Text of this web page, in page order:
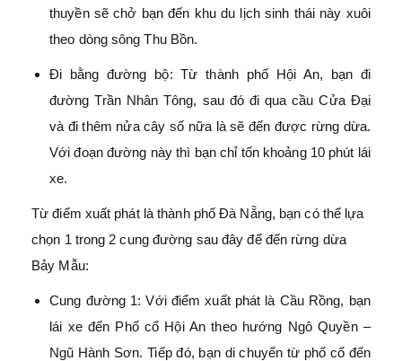
thuyền sẽ chở bạn đến khu du lịch sinh thái này xuôi
theo dòng sông Thu Bồn.
Đi bằng đường bộ: Từ thành phố Hội An, bạn đi
đường Trần Nhân Tông, sau đó đi qua cầu Cửa Đại
và đi thêm nửa cây số nữa là sẽ đến được rừng dừa.
Với đoạn đường này thì bạn chỉ tốn khoảng 10 phút lái
xe.
Từ điểm xuất phát là thành phố Đà Nẵng, bạn có thể lựa
chọn 1 trong 2 cung đường sau đây để đến rừng dừa
Bảy Mẫu:
Cung đường 1: Với điểm xuất phát là Cầu Rồng, bạn
lái xe đến Phố cổ Hội An theo hướng Ngô Quyền –
Ngũ Hành Sơn. Tiếp đó, bạn di chuyển từ phố cổ đến